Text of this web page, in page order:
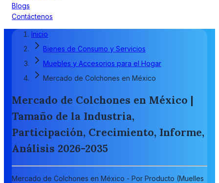
Blogs
Contáctenos
Inicio
Bienes de Consumo y Servicios
Muebles y Accesorios para el Hogar
Mercado de Colchones en México
Mercado de Colchones en México |
Tamaño de la Industria,
Participación, Crecimiento, Informe,
Análisis 2026-2035
Mercado de Colchones en México - Por Producto (Muelles